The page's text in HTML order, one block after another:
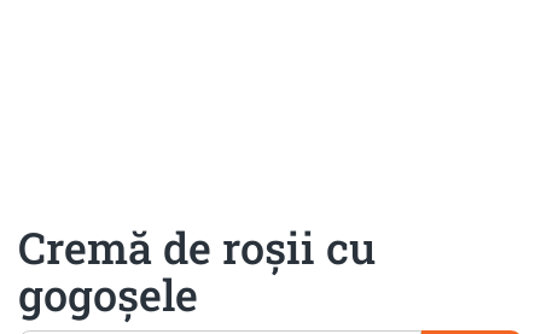
Cremă de roşii cu
gogoşele